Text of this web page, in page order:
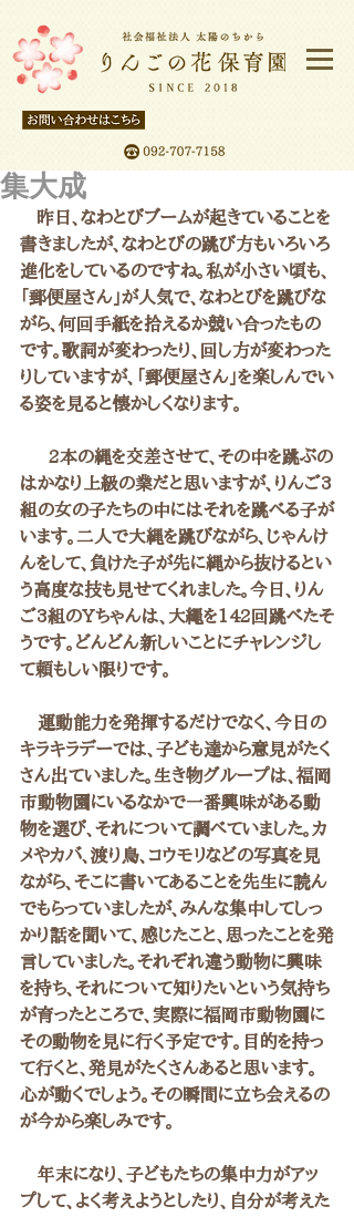
集大成
書きましたが、なわとびの跳び方もいろいろ
進化をしているのですね。私が小さい頃も、
「郵便屋さん」が人気で、なわとびを跳びな
がら、何回手紙を拾えるか競い合ったもの
です。歌詞が変わったり、回し方が変わった
りしていますが、「郵便屋さん」を楽しんでい
る姿を見ると懐かしくなります。
はかなり上級の業だと思いますが、りんご3
組の女の子たちの中にはそれを跳べる子が
います。二人で大縄を跳びながら、じゃんけ
んをして、負けた子が先に縄から抜けるとい
う高度な技も見せてくれました。今日、りん
ご3組のYちゃんは、大繩を142回跳べたそ
うです。どんどん新しいことにチャレンジし
て頼もしい限りです。
運動能力を発揮するだけでなく、今日の
キラキラデーでは、子ども達から意見がたく
さん出ていました。生き物グループは、福岡
市動物園にいるなかで一番興味がある動
物を選び、それについて調べていました。カ
メやカバ、渡り鳥、コウモリなどの写真を見
ながら、そこに書いてあることを先生に読ん
でもらっていましたが、みんな集中してしっ
かり話を聞いて、感じたこと、思ったことを発
言していました。それぞれ違う動物に興味
を持ち、それについて知りたいという気持ち
が育ったところで、実際に福岡市動物園に
その動物を見に行く予定です。目的を持っ
て行くと、発見がたくさんあると思います。
心が動くでしょう。その瞬間に立ち会えるの
が今から楽しみです。
年末になり、子どもたちの集中力がアッ
プして、よく考えようとしたり、自分が考えた